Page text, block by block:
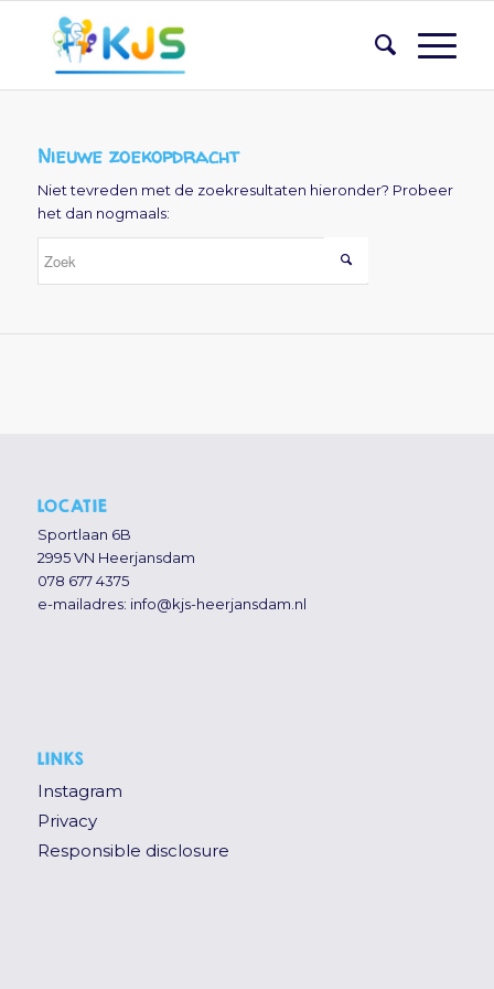
Nieuwe zoekopdracht
Niet tevreden met de zoekresultaten hieronder? Probeer
het dan nogmaals:
LOCATIE
Sportlaan 6B
2995 VN Heerjansdam
078 677 4375
e-mailadres: info@kjs-heerjansdam.nl
LINKS
Instagram
Privacy
Responsible disclosure